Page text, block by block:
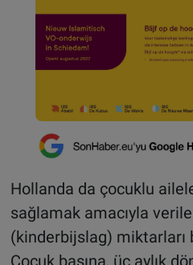
Hollanda da çocuklu
sağlamak amacıyla
(kinderbijslag) miktarları
Çocuk başına, üç aylık